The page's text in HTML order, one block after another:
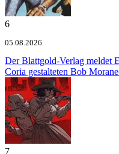
6
05.08.2026
Der Blattgold-Verlag meldet
Coria gestalteten Bob
7